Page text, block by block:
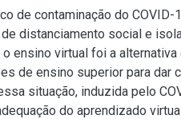
de contaminação do
distanciamento social e
ensino virtual foi a
de ensino superior para dar
situação, induzida pelo
do aprendizado